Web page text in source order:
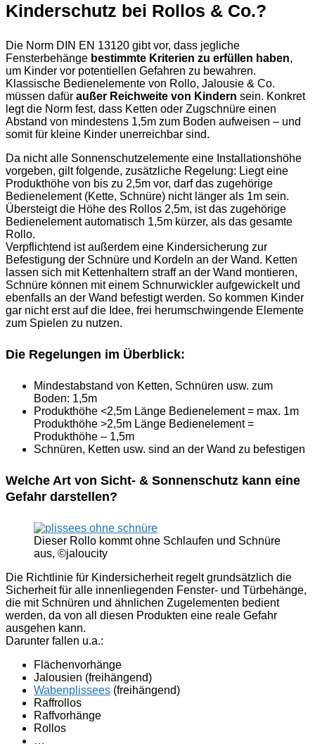
Kinderschutz bei Rollos & Co.?
Die Norm DIN EN 13120 gibt vor, dass jegliche
Fensterbehänge bestimmte Kriterien zu erfüllen haben,
um Kinder vor potentiellen Gefahren zu bewahren.
Klassische Bedienelemente von Rollo, Jalousie & Co.
müssen dafür außer Reichweite von Kindern sein. Konkret
legt die Norm fest, dass Ketten oder Zugschnüre einen
Abstand von mindestens 1,5m zum Boden aufweisen – und
somit für kleine Kinder unerreichbar sind.
Da nicht alle Sonnenschutzelemente eine Installationshöhe
vorgeben, gilt folgende, zusätzliche Regelung: Liegt eine
Produkthöhe von bis zu 2,5m vor, darf das zugehörige
Bedienelement (Kette, Schnüre) nicht länger als 1m sein.
Übersteigt die Höhe des Rollos 2,5m, ist das zugehörige
Bedienelement automatisch 1,5m kürzer, als das gesamte
Rollo.
Verpflichtend ist außerdem eine Kindersicherung zur
Befestigung der Schnüre und Kordeln an der Wand. Ketten
lassen sich mit Kettenhaltern straff an der Wand montieren,
Schnüre können mit einem Schnurwickler aufgewickelt und
ebenfalls an der Wand befestigt werden. So kommen Kinder
gar nicht erst auf die Idee, frei herumschwingende Elemente
zum Spielen zu nutzen.
Die Regelungen im Überblick:
Mindestabstand von Ketten, Schnüren usw. zum
Boden: 1,5m
Produkthöhe <2,5m Länge Bedienelement = max. 1m
Produkthöhe >2,5m Länge Bedienelement =
Produkthöhe – 1,5m
Schnüren, Ketten usw. sind an der Wand zu befestigen
Welche Art von Sicht- & Sonnenschutz kann eine
Gefahr darstellen?
Dieser Rollo kommt ohne Schlaufen und Schnüre
aus, ©jaloucity
Die Richtlinie für Kindersicherheit regelt grundsätzlich die
Sicherheit für alle innenliegenden Fenster- und Türbehänge,
die mit Schnüren und ähnlichen Zugelementen bedient
werden, da von all diesen Produkten eine reale Gefahr
ausgehen kann.
Darunter fallen u.a.:
Flächenvorhänge
Jalousien (freihängend)
Wabenplissees (freihängend)
Raffrollos
Raffvorhänge
Rollos
…